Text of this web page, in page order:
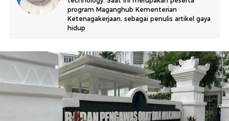
program Maganghub Kementerian
Ketenagakerjaan, sebagai penulis artikel gaya
hidup